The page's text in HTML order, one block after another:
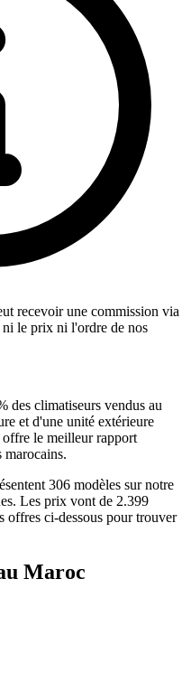
recevoir une commission via
ni le prix ni l'ordre de nos
des climatiseurs vendus au
et d'une unité extérieure
le meilleur rapport
marocains.
306 modèles sur notre
Les prix vont de 2.399
ci-dessous pour trouver
Maroc